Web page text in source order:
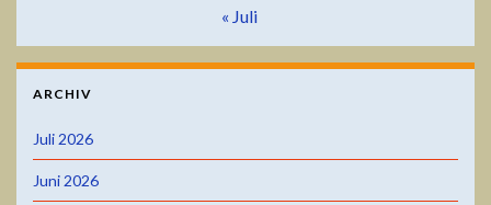
« Juli
ARCHIV
Juli 2026
Juni 2026